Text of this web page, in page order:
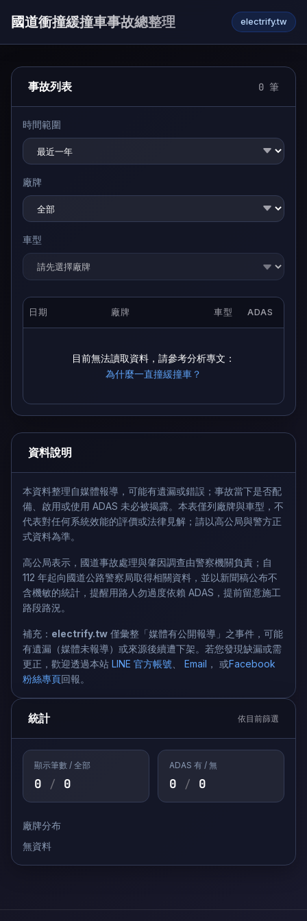
國道衝撞緩撞車事故總整理 electrify.tw
事故列表 0 筆
時間範圍
廠牌
車型
日期 廠牌 車型 ADAS
目前無法讀取資料，請參考分析專文：
為什麼一直撞緩撞車？
資料說明
本資料整理自媒體報導，可能有遺漏或錯誤；事故當下是否配
備、啟用或使用 ADAS 未必被揭露。本表僅列廠牌與車型，不
代表對任何系統效能的評價或法律見解；請以高公局與警方正
式資料為準。
高公局表示，國道事故處理與肇因調查由警察機關負責；自
112 年起向國道公路警察局取得相關資料，並以新聞稿公布不
含機敏的統計，提醒用路人勿過度依賴 ADAS，提前留意施工
路段路況。
補充： electrify.tw 僅彙整「媒體有公開報導」之事件，可能
有遺漏（媒體未報導）或來源後續遭下架。若您發現缺漏或需
更正，歡迎透過本站 LINE 官方帳號 Email ， 或Facebook
粉絲專頁回報。
統計 依目前篩選
顯示筆數 / 全部
0 / 0
ADAS 有 / 無
0 / 0
廠牌分布
無資料